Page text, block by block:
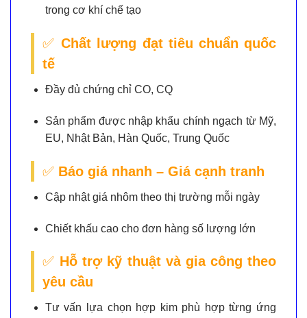
trong cơ khí chế tạo
✅Chất lượng đạt tiêu chuẩn quốc
tế
Đầy đủ chứng chỉ CO, CQ
Sản phẩm được nhập khẩu chính ngạch từ Mỹ,
EU, Nhật Bản, Hàn Quốc, Trung Quốc
✅ Báo giá nhanh – Giá cạnh tranh
Cập nhật giá nhôm theo thị trường mỗi ngày
Chiết khấu cao cho đơn hàng số lượng lớn
✅ Hỗ trợ kỹ thuật và gia công theo
yêu cầu
Tư vấn lựa chọn hợp kim phù hợp từng ứng